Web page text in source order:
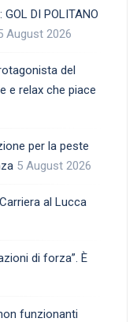
DI POLITANO
August 2026
del
e relax che piace
per la peste
5 August 2026
al Lucca
di forza”. È
funzionanti